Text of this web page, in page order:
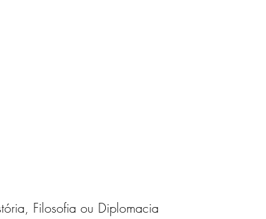
Filosofia ou Diplomacia